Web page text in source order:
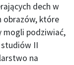
dech w
obrazów, które
mogli podziwiać,
II
na